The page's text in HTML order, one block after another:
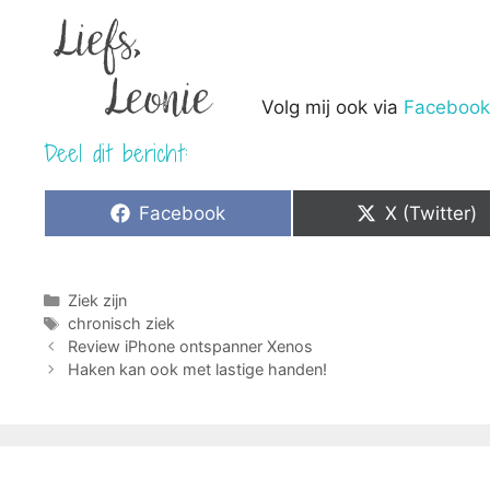
Volg mij ook via Facebook
Deel dit bericht:
Share
Facebook
Share
X (Twitter)
Categorieën
Ziek zijn
Tags
chronisch ziek
Review iPhone ontspanner Xenos
Haken kan ook met lastige handen!